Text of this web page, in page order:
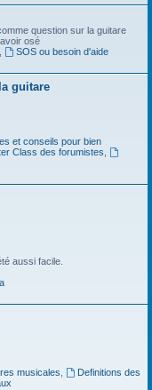
question sur la guitare
osé
SOS ou besoin d'aide
guitare
et conseils pour bien
Class des forumistes
aussi facile.
musicales
Definitions des